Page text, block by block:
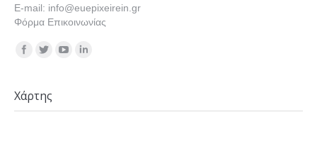
E-mail: info@euepixeirein.gr
Φόρμα Επικοινωνίας
Find us on:
Χάρτης